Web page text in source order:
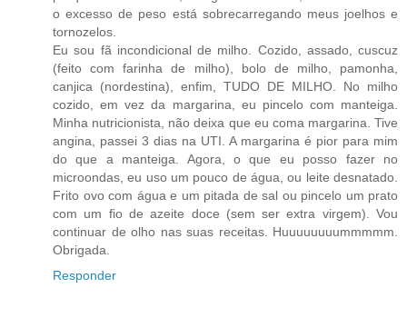
o excesso de peso está sobrecarregando meus joelhos e
tornozelos.
Eu sou fã incondicional de milho. Cozido, assado, cuscuz
(feito com farinha de milho), bolo de milho, pamonha,
canjica (nordestina), enfim, TUDO DE MILHO. No milho
cozido, em vez da margarina, eu pincelo com manteiga.
Minha nutricionista, não deixa que eu coma margarina. Tive
angina, passei 3 dias na UTI. A margarina é pior para mim
do que a manteiga. Agora, o que eu posso fazer no
microondas, eu uso um pouco de água, ou leite desnatado.
Frito ovo com água e um pitada de sal ou pincelo um prato
com um fio de azeite doce (sem ser extra virgem). Vou
continuar de olho nas suas receitas. Huuuuuuuummmmm.
Obrigada.
Responder